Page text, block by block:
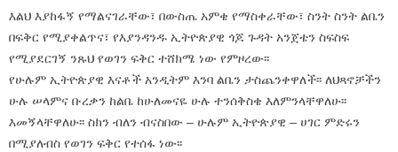
እልህ እያከፋኝ የማልናገራቸው፣ በውስጤ አምቄ የማስቀራቸው፣ ስንት ስንት ልቤን
በፍቅር የሚያቀልጥና፣ የእያንዳንዱ ኢትዮጵያዊ ጎጆ ጉዳት አንጀቴን ስፍስፍ
የሚያደርገኝ ንጹህ የወገን ፍቅር ተሸክሜ ነው የምዞረው፡፡
የሁሉም ኢትዮጵያዊ እናቶች አንዲትም እንባ ልቤን ታስጨንቀዋለች፡፡ ለህጻኖቻችን
ሁሉ ሠላምና ቡረቃን ከልቤ ከሁለመናዬ ሁሉ ተንሰቅስቄ እለምንላቸዋለሁ፡፡
እመኝላቸዋለሁ፡፡ ስክን ብለን ብናስበው – ሁሉም ኢትዮጵያዊ – ሀገር ምድሩን
በሚያለብስ የወገን ፍቅር የተሰፋ ነው፡፡